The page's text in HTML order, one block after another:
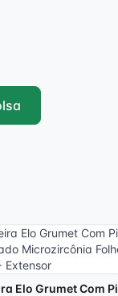
Elo Grumet Com